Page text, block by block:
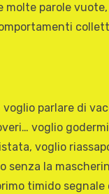
parole
voglio parlare di
voglio
voglio
senza la
timido segnale